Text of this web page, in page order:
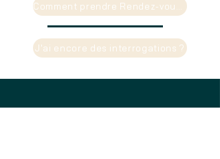
J'ai encore des interrogations ?